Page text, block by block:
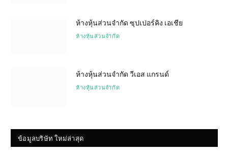
ห้างหุ้นส่วนจำกัด ซุปเปอร์คิง เอเชีย
ห้างหุ้นส่วนจำกัด
ห้างหุ้นส่วนจำกัด วีเอส แกรนด์
ห้างหุ้นส่วนจำกัด
ข้อมูลบริษัท ใหม่ล่าสุด